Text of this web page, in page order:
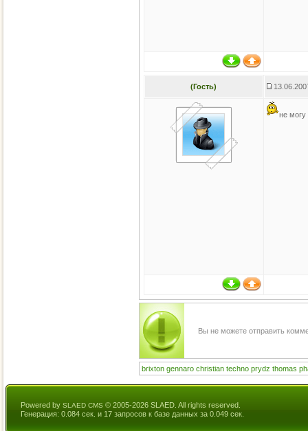
(Гость)
не могу
Вы не можете отправить
brixton gennaro christian techno prydz thomas
Powered by SLAED CMS © 2005-2026 SLAED. All rights reserved.
Генерация: 0.084 сек. и 17 запросов к базе данных за 0.049 сек.